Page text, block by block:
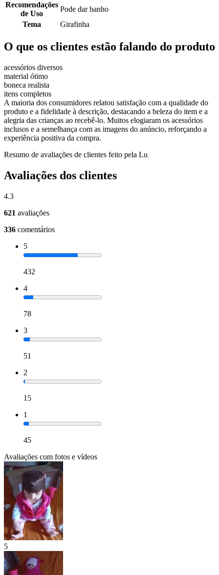
Recomendações
de Uso
Pode dar banho
Tema
Girafinha
O que os clientes estão falando do produto
acessórios diversos
material ótimo
boneca realista
itens completos
A maioria dos consumidores relatou satisfação com a qualidade do
produto e a fidelidade à descrição, destacando a beleza do item e a
alegria das crianças ao recebê-lo. Muitos elogiaram os acessórios
inclusos e a semelhança com as imagens do anúncio, reforçando a
experiência positiva da compra.
Resumo de avaliações de clientes feito pela Lu
Avaliações dos clientes
4.3
621 avaliações
336 comentários
5
432
4
78
3
51
2
15
1
45
Avaliações com fotos e vídeos
5